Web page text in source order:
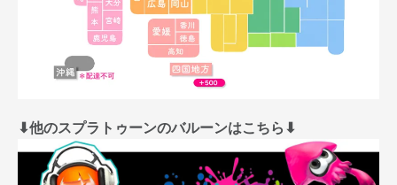
⬇︎他のスプラトゥーンのバルーンはこちら⬇︎